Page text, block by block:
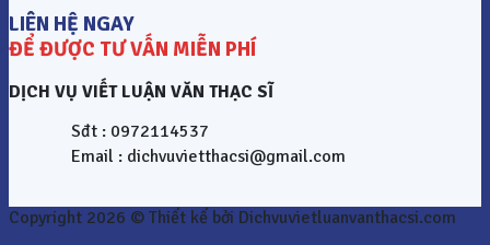
LIÊN HỆ NGAY
ĐỂ ĐƯỢC TƯ VẤN MIỄN PHÍ
DỊCH VỤ VIẾT LUẬN VĂN THẠC SĨ
Sđt : 0972114537
Email : dichvuvietthacsi@gmail.com
Copyright 2026 © Thiết kế bởi Dichvuvietluanvanthacsi.com